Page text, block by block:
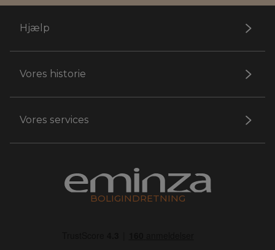
Hjælp
Vores historie
Vores services
BOLIGINDRETNING